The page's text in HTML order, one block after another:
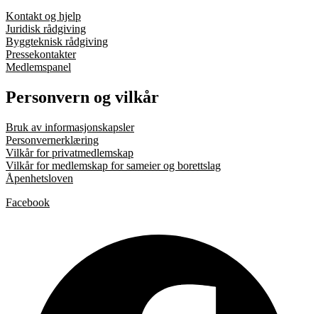
Kontakt og hjelp
Juridisk rådgiving
Byggteknisk rådgiving
Pressekontakter
Medlemspanel
Personvern og vilkår
Bruk av informasjonskapsler
Personvernerklæring
Vilkår for privatmedlemskap
Vilkår for medlemskap for sameier og borettslag
Åpenhetsloven
Facebook